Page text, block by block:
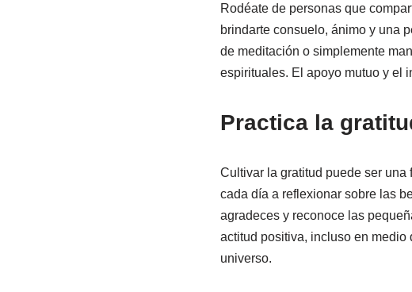
Rodéate de personas que
brindarte consuelo, ánimo y una
de meditación o simplemente
espirituales. El apoyo mutuo y el
Practica la
Cultivar la gratitud puede ser una
cada día a reflexionar sobre las
agradeces y reconoce las
actitud positiva, incluso en medio
universo.